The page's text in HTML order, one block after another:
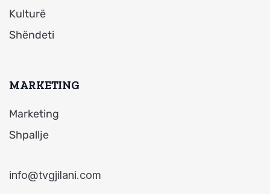
Kulturë
Shëndeti
MARKETING
Marketing
Shpallje
info@tvgjilani.com